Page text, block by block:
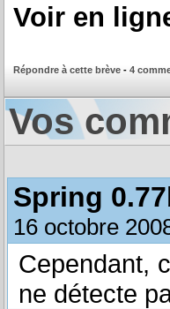
Voir en
Répondre à cette brève - 4
Vos
Spring
16 octobre
Cependant,
ne détecte